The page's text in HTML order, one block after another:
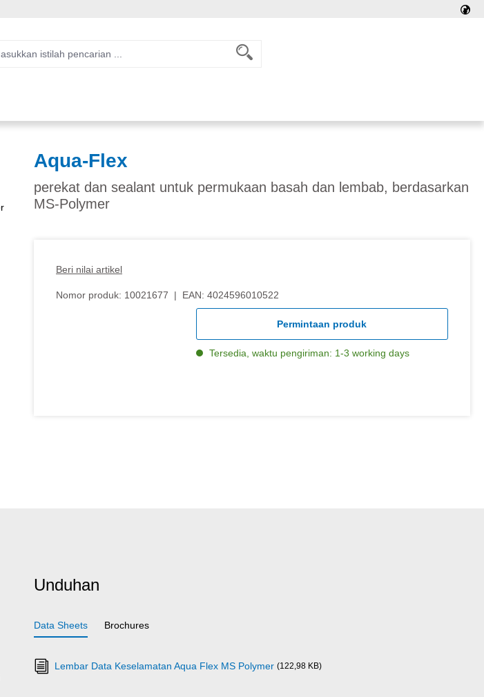
Aqua-Flex
perekat dan sealant untuk permukaan basah dan lembab, berdasarkan
MS-Polymer
Beri nilai artikel
Nomor produk: 10021677 | EAN: 4024596010522
Permintaan produk
Tersedia, waktu pengiriman: 1-3 working days
Unduhan
Data Sheets Brochures
Lembar Data Keselamatan Aqua Flex MS Polymer (122,98 KB)